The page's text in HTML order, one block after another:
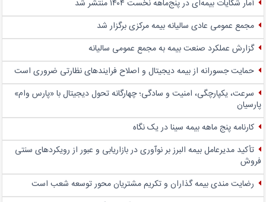
آمار شکایات بیمه‌ای در پنج‌‌ماهه نخست ۱۴۰۴ منتشر شد
مجمع عمومی عادی سالیانه بیمه مرکزی برگزار شد
گزارش عملکرد صنعت بیمه به مجمع عمومی سالیانه
حمایت جسورانه از بیمه دیجیتال و اصلاح فرایندهای نظارتی ضروری است
سرعت، یکپارچگی، امنیت و سادگی؛ چهار‌گانه تحول دیجیتال با «پارس وام»
پارسیان
کارنامه پنج ماهه بیمه سینا در یک نگاه
تأکید مدیرعامل بیمه البرز بر نوآوری در بازاریابی و عبور از رویکردهای سنتی
فروش
رضایت مندی بیمه گذاران و تکریم مشتریان محور توسعه شعب است